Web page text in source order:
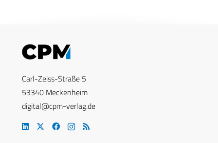
Carl-Zeiss-Straße 5
53340 Meckenheim
digital@cpm-verlag.de